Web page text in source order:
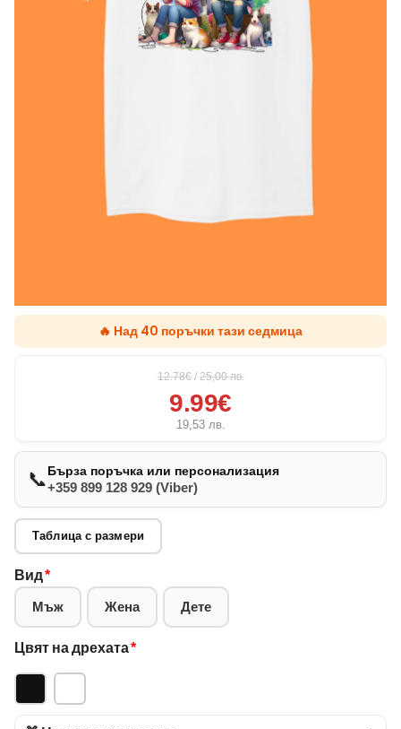
🔥 Над 40 поръчки тази седмица
12.78€ / 25,00лв.
9.99€
19,53 лв.
📞Бърза поръчка или персонализация
+359 899 128 929 (Viber)
Таблица с размери
Вид*
Мъж Жена Дете
Цвят на дрехата*